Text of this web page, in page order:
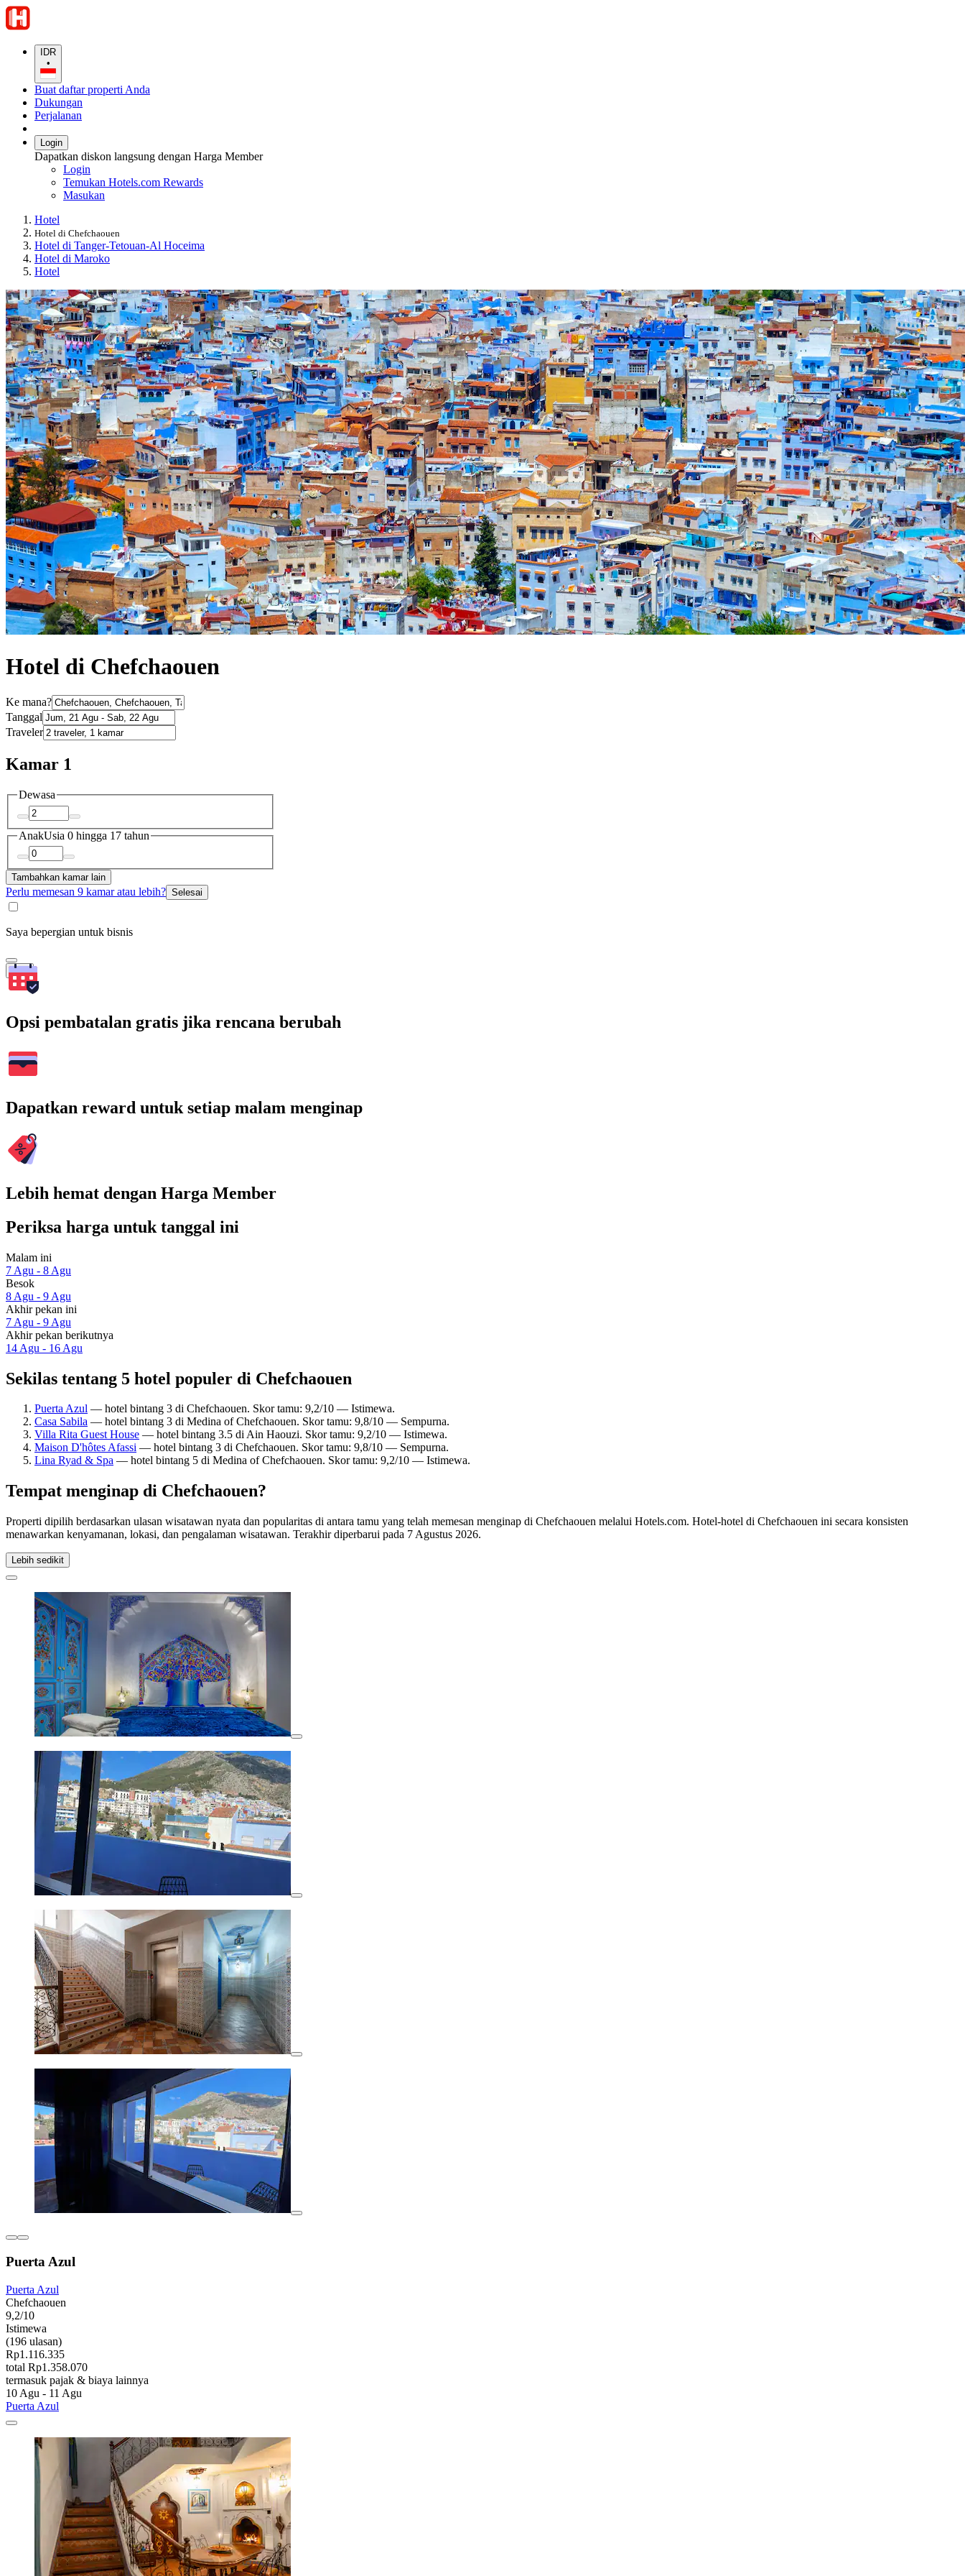
IDR
•
Buat daftar properti Anda
Dukungan
Perjalanan
Login
Dapatkan diskon langsung dengan Harga Member
Login
Temukan Hotels.com Rewards
Masukan
Hotel
Hotel di Chefchaouen
Hotel di Tanger-Tetouan-Al Hoceima
Hotel di Maroko
Hotel
Hotel di Chefchaouen
Ke mana?
Tanggal
Traveler
Kamar 1
Dewasa
AnakUsia 0 hingga 17 tahun
Tambahkan kamar lain
Perlu memesan 9 kamar atau lebih? Selesai
Saya bepergian untuk bisnis
Cari
Opsi pembatalan gratis jika rencana berubah
Dapatkan reward untuk setiap malam menginap
Lebih hemat dengan Harga Member
Periksa harga untuk tanggal ini
Malam ini
7 Agu - 8 Agu
Besok
8 Agu - 9 Agu
Akhir pekan ini
7 Agu - 9 Agu
Akhir pekan berikutnya
14 Agu - 16 Agu
Sekilas tentang 5 hotel populer di Chefchaouen
Puerta Azul — hotel bintang 3 di Chefchaouen. Skor tamu: 9,2/10 — Istimewa.
Casa Sabila — hotel bintang 3 di Medina of Chefchaouen. Skor tamu: 9,8/10 — Sempurna.
Villa Rita Guest House — hotel bintang 3.5 di Ain Haouzi. Skor tamu: 9,2/10 — Istimewa.
Maison D'hôtes Afassi — hotel bintang 3 di Chefchaouen. Skor tamu: 9,8/10 — Sempurna.
Lina Ryad & Spa — hotel bintang 5 di Medina of Chefchaouen. Skor tamu: 9,2/10 — Istimewa.
Tempat menginap di Chefchaouen?
Properti dipilih berdasarkan ulasan wisatawan nyata dan popularitas di antara tamu yang telah memesan menginap di Chefchaouen melalui Hotels.com. Hotel-hotel di Chefchaouen ini secara konsisten
menawarkan kenyamanan, lokasi, dan pengalaman wisatawan. Terakhir diperbarui pada 7 Agustus 2026.
Lebih sedikit
Puerta Azul
Puerta Azul
Chefchaouen
9,2/10
Istimewa
(196 ulasan)
Rp1.116.335
total Rp1.358.070
termasuk pajak & biaya lainnya
10 Agu - 11 Agu
Puerta Azul